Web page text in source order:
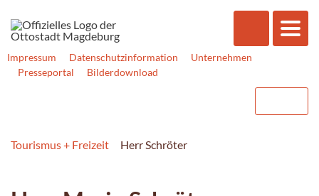
Impressum Datenschutzinformation
Unternehmen
Presseportal
Bilderdownload
Tourismus + Freizeit Herr Schröter